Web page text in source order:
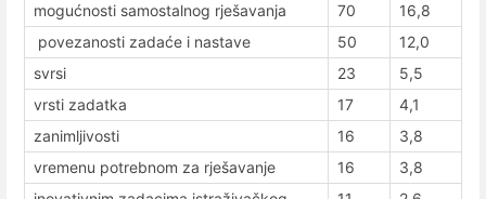
mogućnosti samostalnog rješavanja 70
16,8
povezanosti zadaće i nastave
50
12,0
svrsi
23
5,5
vrsti zadatka
17
4,1
zanimljivosti
16
3,8
vremenu potrebnom za rješavanje
16
3,8